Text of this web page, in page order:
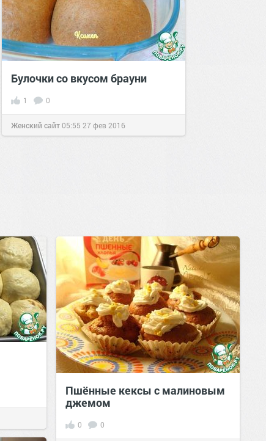
Булочки со вкусом брауни
1 0
Женский сайт05:55 27 фев 2016
Пшённые кексы с малиновым
джемом
0 0